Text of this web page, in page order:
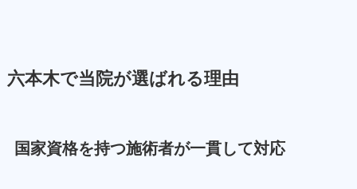
六本木で当院が選ばれる理由
国家資格を持つ施術者が一貫して対応